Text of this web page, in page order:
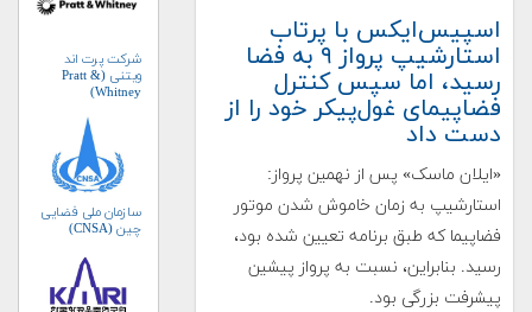
اسپیس‌ایکس با پرتاب
استارشیپ پرواز ۹ به فضا
رسید، اما سپس کنترل
فضاپیمای غول‌پیکر خود را از
دست داد
«ایلان ماسک» پس از نهمین پرواز:
استارشیپ به زمان خاموش شدن موتور
فضاپیما که طبق برنامه تعیین شده بود،
رسید. بنابراین، نسبت به پرواز پیشین
پیشرفت بزرگی بود.
شرکت پرت اند
ویتنی (Pratt &
Whitney)
سازمان ملی فضایی
چین (CNSA)